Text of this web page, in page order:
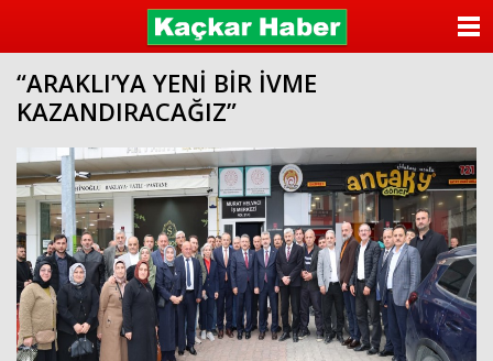
“ARAKLI’YA YENİ BİR İVME
KAZANDIRACAĞIZ”
ANASAYFA
ANKETLER
FOTO GALERİ
VİDEO GALERİ
KÜNYE